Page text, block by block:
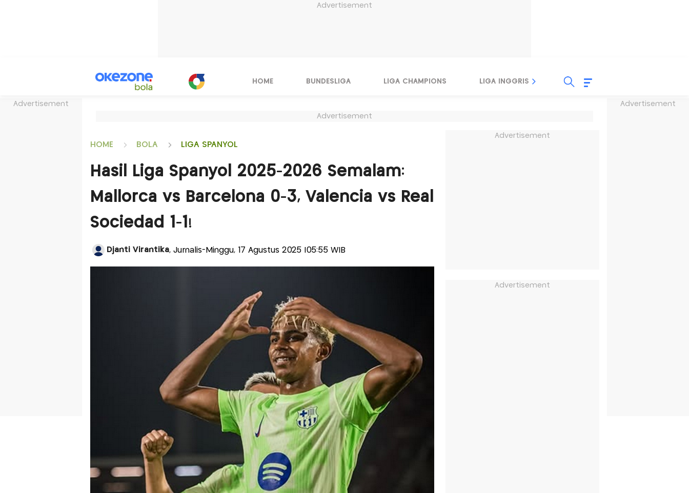
Advertisement
Advertisement Advertisement
HOME BUNDESLIGA LIGA CHAMPIONS LIGA INGGRIS LIGA ITALIA
Advertisement
HOME BOLA LIGA SPANYOL
Hasil Liga Spanyol 2025-2026 Semalam:
Mallorca vs Barcelona 0-3, Valencia vs Real
Sociedad 1-1!
Djanti Virantika, Jurnalis-Minggu, 17 Agustus 2025 |05:55 WIB
Advertisement
Advertisement